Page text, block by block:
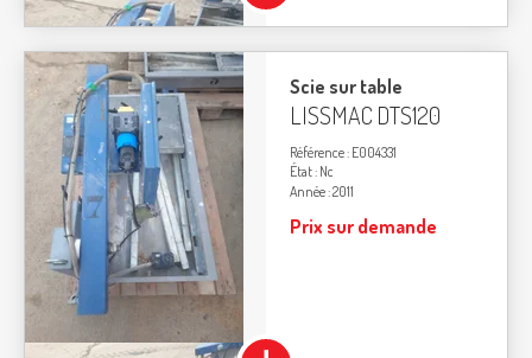
Scie sur table
LISSMAC DTS120
Référence E004331
État Nc
Année 2011
Prix sur demande